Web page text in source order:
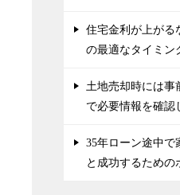
住宅金利が上がる
の最適なタイミン
土地売却時には事
で必要情報を確認
35年ローン途中で
と成功するための